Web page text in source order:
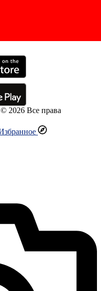
2026 Все права